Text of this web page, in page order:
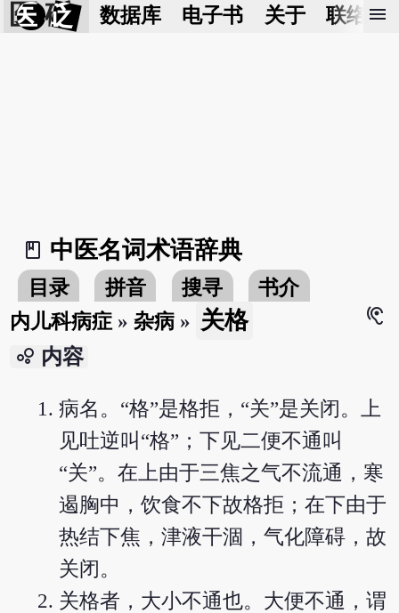
医 砭 数据库 电子书 关于 联络我
menu
book_2
中医名词术语辞典
目录 拼音 搜寻
书介
内儿科病症 »杂病 » 关格
hearing
bubble_chart 内容
病名。“格”是格拒，“关”是关闭。上
见吐逆叫“格”；下见二便不通叫
“关”。在上由于三焦之气不流通，寒
遏胸中，饮食不下故格拒；在下由于
热结下焦，津液干涸，气化障碍，故
关闭。
关格者，大小不通也。大便不通，谓